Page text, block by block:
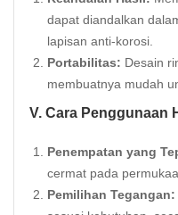
dapat diandalkan
lapisan anti-korosi.
Portabilitas: Desain
membuatnya mudah
V. Cara Penggunaan
Penempatan yang
cermat pada
Pemilihan Tegangan: